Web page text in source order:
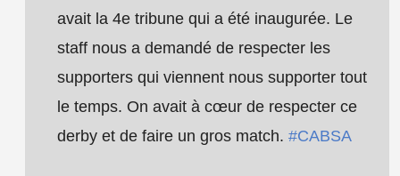
avait la 4e tribune qui a été inaugurée. Le
staff nous a demandé de respecter les
supporters qui viennent nous supporter tout
le temps. On avait à cœur de respecter ce
derby et de faire un gros match. #CABSA